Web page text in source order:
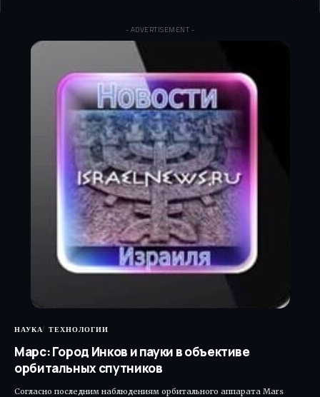
- ADVERTISEMENT -
НАУКА ТЕХНОЛОГИИ
Марс: Город Инков и пауки в объективе
орбитальных спутников
Согласно последним наблюдениям орбитального аппарата Mars